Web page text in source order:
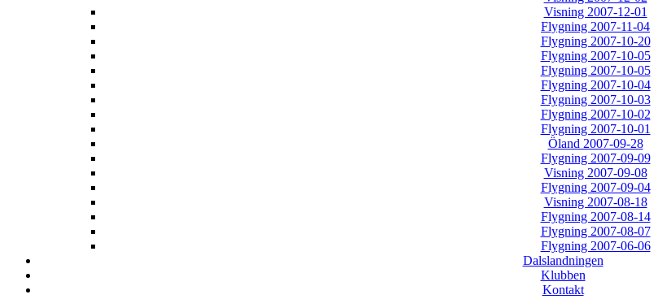
Visning 2007-12-01
Flygning 2007-11-04
Flygning 2007-10-20
Flygning 2007-10-05
Flygning 2007-10-05
Flygning 2007-10-04
Flygning 2007-10-03
Flygning 2007-10-02
Flygning 2007-10-01
Öland 2007-09-28
Flygning 2007-09-09
Visning 2007-09-08
Flygning 2007-09-04
Visning 2007-08-18
Flygning 2007-08-14
Flygning 2007-08-07
Flygning 2007-06-06
Dalslandningen
Klubben
Kontakt